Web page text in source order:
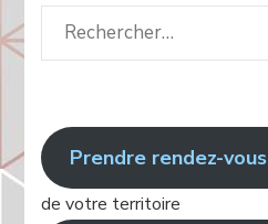
Rechercher
:
Prendre rendez-
de votre territoire